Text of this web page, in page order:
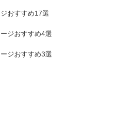
おすすめ17選
ジおすすめ4選
ジおすすめ3選